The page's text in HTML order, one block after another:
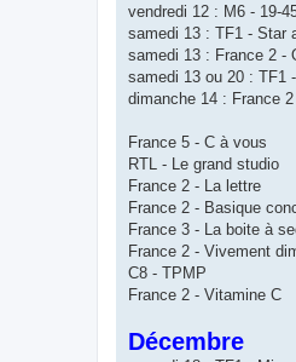
vendredi 12 : M6 - 19-
samedi 13 : TF1 - Star
samedi 13 : France 2 -
samedi 13 ou 20 : TF1
dimanche 14 : France
France 5 - C à vous
RTL - Le grand studio
France 2 - La lettre
France 2 - Basique
France 3 - La boite à
France 2 - Vivement
C8 - TPMP
France 2 - Vitamine C
Décembre